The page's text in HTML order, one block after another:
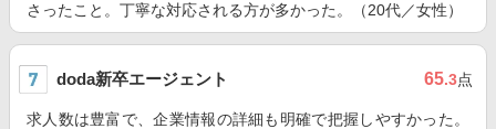
さったこと。丁寧な対応される方が多かった。（20代／女性）
doda新卒エージェント 65.3点
求人数は豊富で、企業情報の詳細も明確で把握しやすかった。